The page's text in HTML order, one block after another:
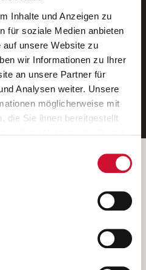
Inhalte und Anzeigen zu
für soziale Medien anbieten
unsere Website zu
wir Informationen zu Ihrer
an unsere Partner für
Analysen weiter. Unsere
möglicherweise mit
die Sie ihnen bereitgestellt
klicken, so stimmen
Cookies zu. Sie können
jederzeit widerrufen,
aufrufen und diese
per E-Mail.
von AWO
eintragen
Bezirksverbandes Unterfranken